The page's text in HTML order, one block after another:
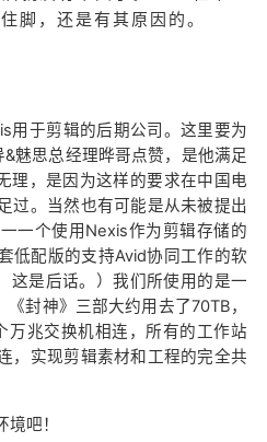
脚，还是有其原因的。
用于剪辑的后期公司。这里要为
魅思总经理晔哥点赞，是他满足
理，是因为这样的要求在中国电
过。当然也有可能是从未被提出
一个使用Nexis作为剪辑存储的
低配版的支持Avid协同工作的软
这是后话。）我们所使用的是一
封神》三部大约用去了70TB，
万兆交换机相连，所有的工作站
，实现剪辑素材和工程的完全共
境吧！